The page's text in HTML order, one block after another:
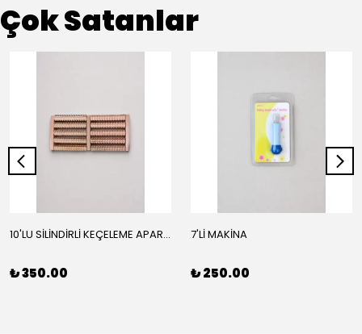
Çok Satanlar
10'LU SİLİNDİRLİ KEÇELEME APARATI
₺ 350.00
7'Lİ MAKİNA
₺ 250.00